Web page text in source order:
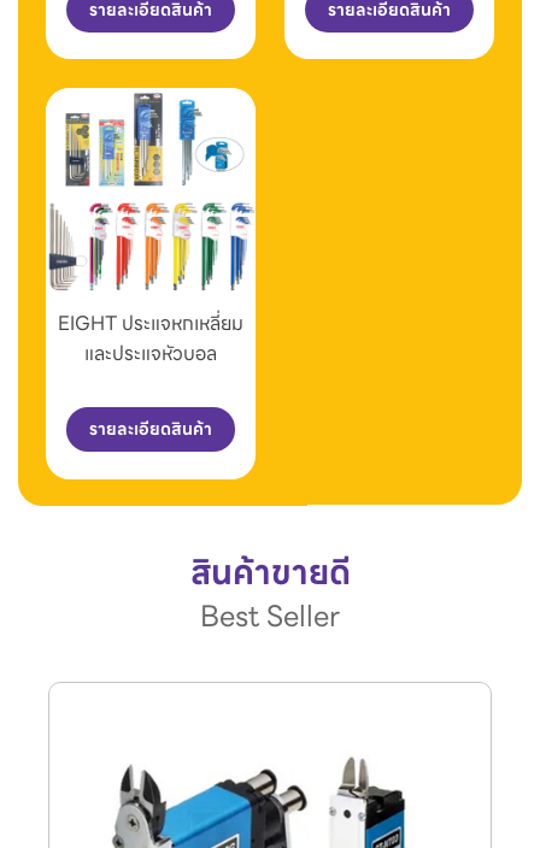
รายละเอียดสินค้า รายละเอียดสินค้า
EIGHT ประแจหกเหลี่ยม
และประแจหัวบอล
รายละเอียดสินค้า
สินค้าขายดี
Best Seller